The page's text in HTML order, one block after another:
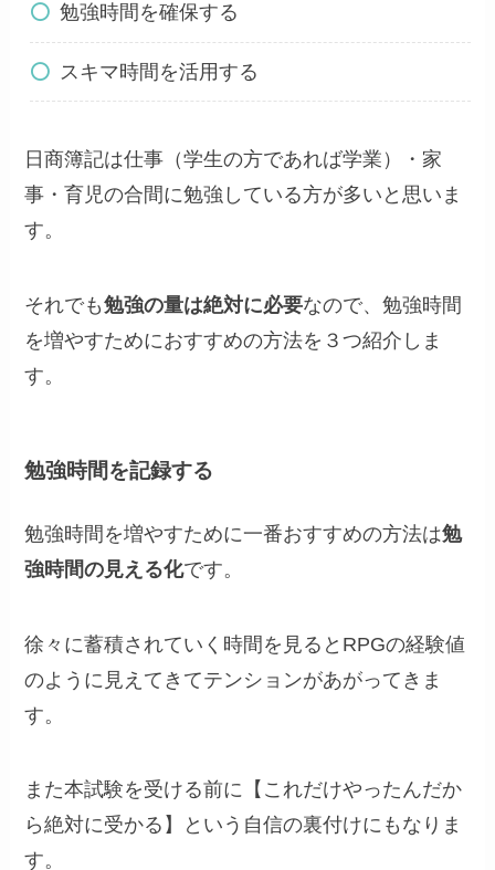
勉強時間を確保する
スキマ時間を活用する
日商簿記は仕事（学生の方であれば学業）・家
事・育児の合間に勉強している方が多いと思いま
す。
それでも勉強の量は絶対に必要なので、勉強時間
を増やすためにおすすめの方法を３つ紹介しま
す。
勉強時間を記録する
勉強時間を増やすために一番おすすめの方法は勉
強時間の見える化です。
徐々に蓄積されていく時間を見るとRPGの経験値
のように見えてきてテンションがあがってきま
す。
また本試験を受ける前に【これだけやったんだか
ら絶対に受かる】という自信の裏付けにもなりま
す。